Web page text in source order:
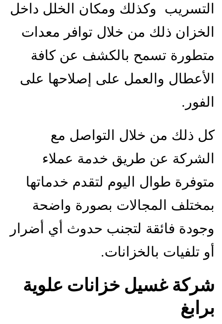
التسريب وكذلك ومكان الخلل داخل
الخزان ذلك من خلال توافر معدات
متطورة تسمح بالكشف عن كافة
الأعطال والعمل على إصلاحها على
الفور.
كل ذلك من خلال التواصل مع
الشركة عن طريق خدمة عملاء
متوفرة طوال اليوم لتقدم خدماتها
بمختلف المجالات بصورة واضحة
وجودة فائقة لتجنب حدوث أي أضرار
أو تلفيات بالخزانات.
شركة غسيل خزانات علوية
برابغ